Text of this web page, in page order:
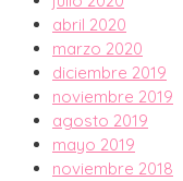
abril 2020
marzo 2020
diciembre 2019
noviembre 2019
agosto 2019
mayo 2019
noviembre 2018